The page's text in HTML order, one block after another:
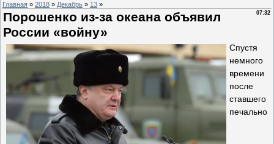
Главная » 2018 » Декабрь » 13 »
07:32
Порошенко из-за океана объявил
России «войну»
Спустя
немного
времени
после
ставшего
печально